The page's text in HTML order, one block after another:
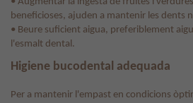
beneficioses, ajuden a mantenir les dents
• Beure suficient aigua, preferiblement
l'esmalt dental.
Higiene bucodental adequada
Per a mantenir l'empast en condicions